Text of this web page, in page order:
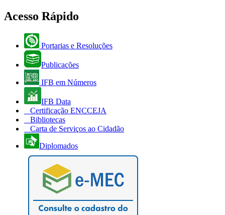
Acesso Rápido
Portarias e Resoluções
Publicações
IFB em Números
IFB Data
Certificação ENCCEJA
Bibliotecas
Carta de Serviços ao Cidadão
Diplomados